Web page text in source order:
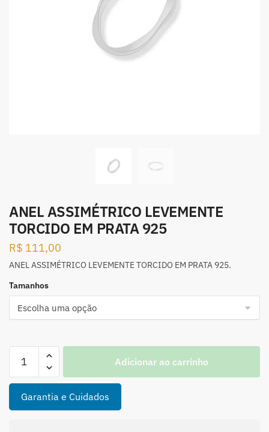
ANEL ASSIMÉTRICO LEVEMENTE
TORCIDO EM PRATA 925
R$ 111,00
ANEL ASSIMÉTRICO LEVEMENTE TORCIDO EM PRATA 925.
Tamanhos
ASSIMÉTRICO
LEVEMENTE
TORCIDO
EM
Adicionar ao carrinho
Garantia e Cuidados